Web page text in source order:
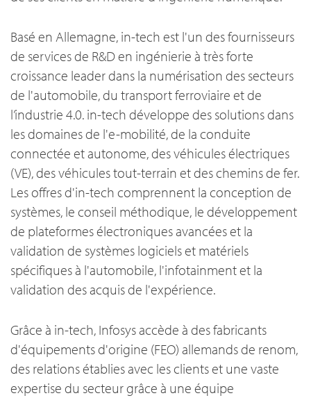
Basé en Allemagne, in-tech est l'un des fournisseurs
de services de R&D en ingénierie à très forte
croissance leader dans la numérisation des secteurs
de l'automobile, du transport ferroviaire et de
l’industrie 4.0. in-tech développe des solutions dans
les domaines de l'e-mobilité, de la conduite
connectée et autonome, des véhicules électriques
(VE), des véhicules tout-terrain et des chemins de fer.
Les offres d'in-tech comprennent la conception de
systèmes, le conseil méthodique, le développement
de plateformes électroniques avancées et la
validation de systèmes logiciels et matériels
spécifiques à l'automobile, l'infotainment et la
validation des acquis de l'expérience.
Grâce à in-tech, Infosys accède à des fabricants
d'équipements d'origine (FEO) allemands de renom,
des relations établies avec les clients et une vaste
expertise du secteur grâce à une équipe